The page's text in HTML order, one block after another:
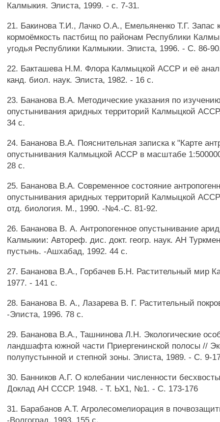
Калмыкия. Элиста, 1999. - с. 7-31.
21. Бакинова Т.И., Лачко O.A., Емельяненко Т.Г. Запас
кормоёмкость пастбищ по районам Республики
угодья Республики Калмыкии. Элиста, 1996. - С. 86-
22. Бакташева Н.М. Флора Калмыцкой АССР и её
канд. биол. наук. Элиста, 1982. - 16 с.
23. Бананова В.А. Методические указания по
опустынивания аридных территорий Калмыцкой
34 с.
24. Бананова В.А. Пояснительная записка к "Карте
опустынивания Калмыцкой АССР в масштабе
28 с.
25. Бананова В.А. Современное состояние
опустынивания аридных территорий Калмыцкой
отд. биология. М., 1990. -№4.-С. 81-92.
26. Бананова В. А. Антропогенное опустынивание
Калмыкии: Автореф. дис. докт. геогр. наук. АН
пустынь. -Ашхабад, 1992. 44 с.
27. Бананова В.А., Горбачев Б.Н. Растительный мир
1977. - 141 с.
28. Бананова В. А., Лазарева В. Г. Растительный
-Элиста, 1996. 78 с.
29. Бананова В.А., Ташнинова Л.Н. Экологические
ландшафта южной части Приергенинской полосы //
полупустынной и степной зоны. Элиста, 1989. - С. 9-
30. Банников А.Г. О колебании численности
Доклад АН СССР. 1948. - Т. ЬХ1, №1. - С. 173-176
31. Барабанов А.Т. Агролесомелиорация в
-Волгоград, 1993. 155 с.